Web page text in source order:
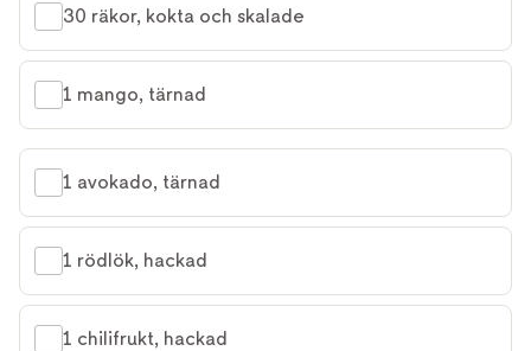
30 räkor, kokta och skalade
1 mango, tärnad
1 avokado, tärnad
1 rödlök, hackad
1 chilifrukt, hackad